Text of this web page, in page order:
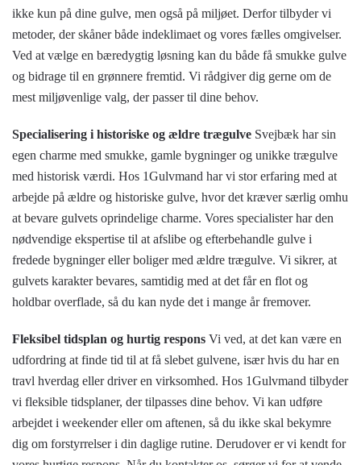
ikke kun på dine gulve, men også på miljøet. Derfor tilbyder vi
metoder, der skåner både indeklimaet og vores fælles omgivelser.
Ved at vælge en bæredygtig løsning kan du både få smukke gulve
og bidrage til en grønnere fremtid. Vi rådgiver dig gerne om de
mest miljøvenlige valg, der passer til dine behov.
Specialisering i historiske og ældre trægulve Svejbæk har sin
egen charme med smukke, gamle bygninger og unikke trægulve
med historisk værdi. Hos 1Gulvmand har vi stor erfaring med at
arbejde på ældre og historiske gulve, hvor det kræver særlig omhu
at bevare gulvets oprindelige charme. Vores specialister har den
nødvendige ekspertise til at afslibe og efterbehandle gulve i
fredede bygninger eller boliger med ældre trægulve. Vi sikrer, at
gulvets karakter bevares, samtidig med at det får en flot og
holdbar overflade, så du kan nyde det i mange år fremover.
Fleksibel tidsplan og hurtig respons Vi ved, at det kan være en
udfordring at finde tid til at få slebet gulvene, især hvis du har en
travl hverdag eller driver en virksomhed. Hos 1Gulvmand tilbyder
vi fleksible tidsplaner, der tilpasses dine behov. Vi kan udføre
arbejdet i weekender eller om aftenen, så du ikke skal bekymre
dig om forstyrrelser i din daglige rutine. Derudover er vi kendt for